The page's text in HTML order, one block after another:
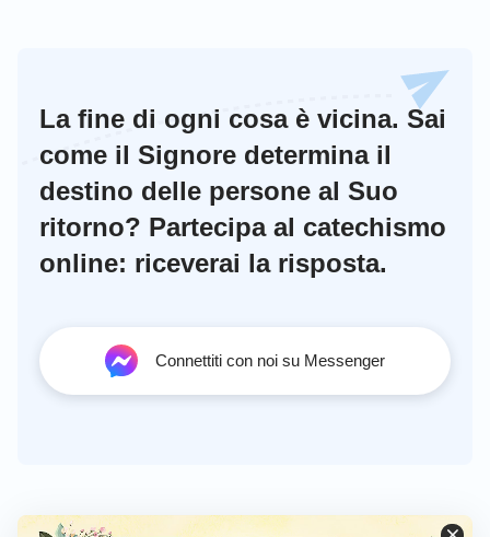
La fine di ogni cosa è vicina. Sai
come il Signore determina il
destino delle persone al Suo
ritorno? Partecipa al catechismo
online: riceverai la risposta.
Connettiti con noi su Messenger